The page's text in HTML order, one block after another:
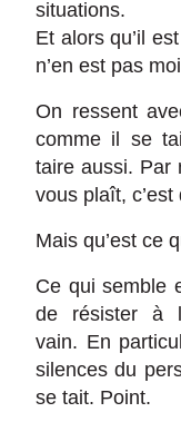
situations.
Et alors qu’il
n’en est pas
On ressent
comme il se
taire aussi. Par
vous plaît,
Mais qu’est ce
Ce qui semble
de résister à
vain. En
silences du
se tait. Point.